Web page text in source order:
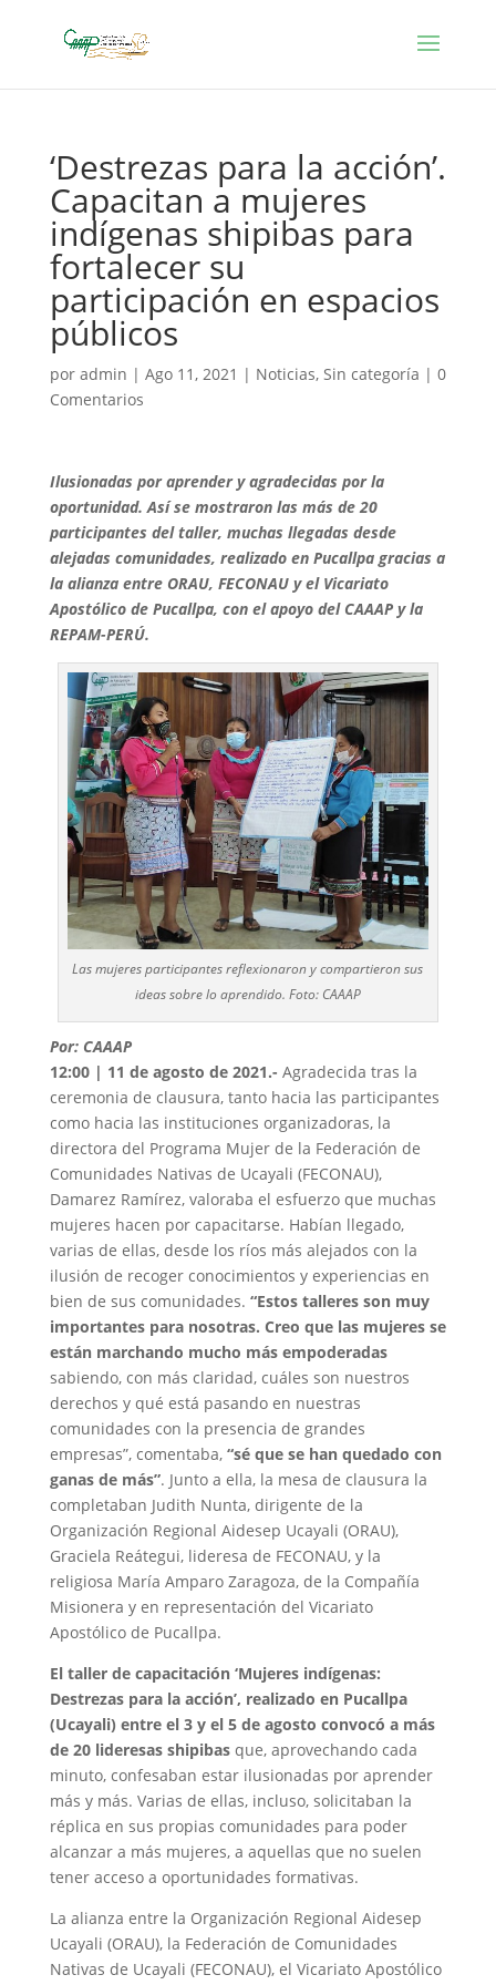
‘Destrezas para la acción’.
Capacitan a mujeres
indígenas shipibas para
fortalecer su
participación en espacios
públicos
por admin | Ago 11, 2021 | Noticias, Sin categoría | 0
Comentarios
Ilusionadas por aprender y agradecidas por la
oportunidad. Así se mostraron las más de 20
participantes del taller, muchas llegadas desde
alejadas comunidades, realizado en Pucallpa gracias a
la alianza entre ORAU, FECONAU y el Vicariato
Apostólico de Pucallpa, con el apoyo del CAAAP y la
REPAM-PERÚ.
Las mujeres participantes reflexionaron y compartieron sus
ideas sobre lo aprendido. Foto: CAAAP
Por: CAAAP
12:00 | 11 de agosto de 2021.- Agradecida tras la
ceremonia de clausura, tanto hacia las participantes
como hacia las instituciones organizadoras, la
directora del Programa Mujer de la Federación de
Comunidades Nativas de Ucayali (FECONAU),
Damarez Ramírez, valoraba el esfuerzo que muchas
mujeres hacen por capacitarse. Habían llegado,
varias de ellas, desde los ríos más alejados con la
ilusión de recoger conocimientos y experiencias en
bien de sus comunidades. “Estos talleres son muy
importantes para nosotras. Creo que las mujeres se
están marchando mucho más empoderadas
sabiendo, con más claridad, cuáles son nuestros
derechos y qué está pasando en nuestras
comunidades con la presencia de grandes
empresas”, comentaba,“sé que se han quedado con
ganas de más”. Junto a ella, la mesa de clausura la
completaban Judith Nunta, dirigente de la
Organización Regional Aidesep Ucayali (ORAU),
Graciela Reátegui, lideresa de FECONAU, y la
religiosa María Amparo Zaragoza, de la Compañía
Misionera y en representación del Vicariato
Apostólico de Pucallpa.
El taller de capacitación ‘Mujeres indígenas:
Destrezas para la acción’, realizado en Pucallpa
(Ucayali) entre el 3 y el 5 de agosto convocó a más
de 20 lideresas shipibasque, aprovechando cada
minuto, confesaban estar ilusionadas por aprender
más y más. Varias de ellas, incluso, solicitaban la
réplica en sus propias comunidades para poder
alcanzar a más mujeres, a aquellas que no suelen
tener acceso a oportunidades formativas.
La alianza entre la Organización Regional Aidesep
Ucayali (ORAU), la Federación de Comunidades
Nativas de Ucayali (FECONAU), el Vicariato Apostólico